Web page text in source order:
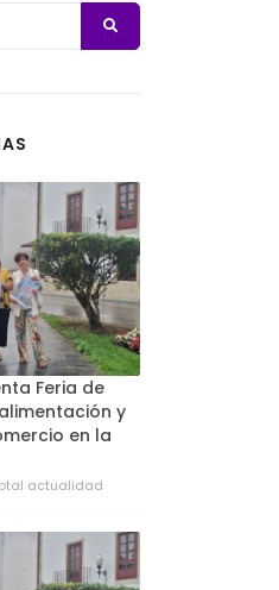
Feria de
y
en la
actualidad